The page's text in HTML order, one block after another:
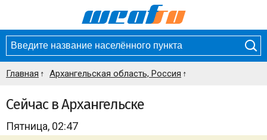
Главная Архангельская область, Россия
Сейчас в Архангельске
Пятница, 02:47